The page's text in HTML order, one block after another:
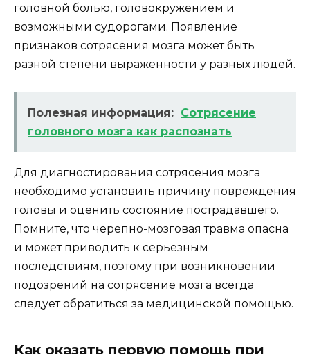
головной болью, головокружением и
возможными судорогами. Появление
признаков сотрясения мозга может быть
разной степени выраженности у разных людей.
Полезная информация: Сотрясение
головного мозга как распознать
Для диагностирования сотрясения мозга
необходимо установить причину повреждения
головы и оценить состояние пострадавшего.
Помните, что черепно-мозговая травма опасна
и может приводить к серьезным
последствиям, поэтому при возникновении
подозрений на сотрясение мозга всегда
следует обратиться за медицинской помощью.
Как оказать первую помощь при